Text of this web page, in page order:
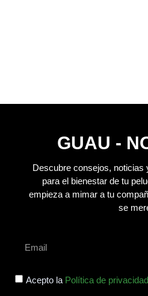
GUAU -
Descubre consejos,
para el bienestar de tu
empieza a mimar a tu
se
Acepto la Política de privacidad